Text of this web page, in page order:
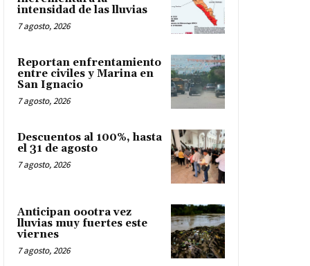
intensidad de las lluvias
7 agosto, 2026
Reportan enfrentamiento
entre civiles y Marina en
San Ignacio
7 agosto, 2026
Descuentos al 100%, hasta
el 31 de agosto
7 agosto, 2026
Anticipan oootra vez
lluvias muy fuertes este
viernes
7 agosto, 2026